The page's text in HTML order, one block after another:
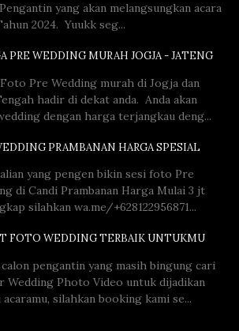
yang akan melangsungkan acara
2024. Yuukk seg...
PRE WEDDING MURAH JOGJA - JATENG
Pre Wedding murah di Jogja dan
hadir di dekat anda. Anda akan
dengan harga terjangkau deng...
PRAMBANAN HARGA SPESIAL
yang pengen bikin sesi foto Pre
di Candi Prambanan Harga Mulai 3 jt
silahkan wa.me/+628122956871...
FOTO WEDDING TERBAIK UNTUKMU
calon pengantin yang masih bingung cari
Wedding Photo Video untuk dijadikan
silahkan booking kami se...